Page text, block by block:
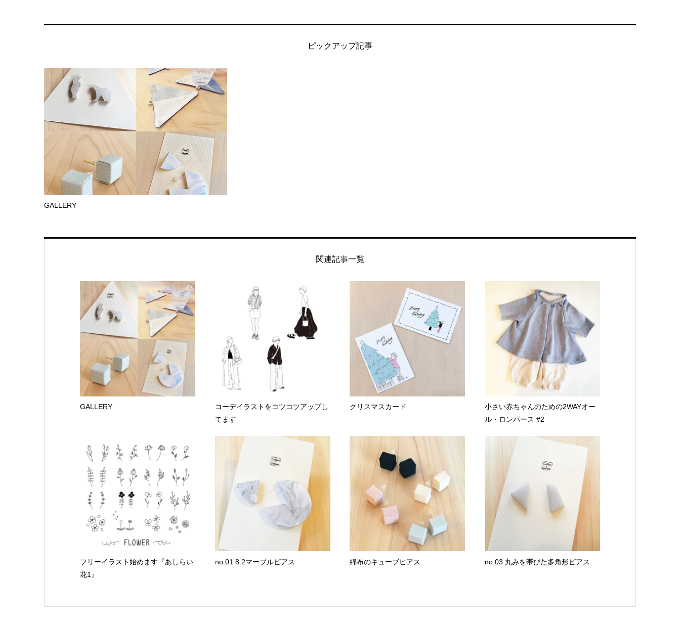
ピックアップ記事
GALLERY
関連記事一覧
GALLERY
コーデイラストをコツコツアップし
てます
クリスマスカード
小さい赤ちゃんのための2WAYオー
ル・ロンパース #2
フリーイラスト始めます『あしらい
花1』
no.01 8:2マーブルピアス 綿布のキューブピアス no.03 丸みを帯びた多角形ピアス